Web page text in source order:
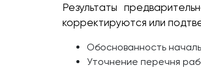
Результаты
корректируются или
Обоснованность
Уточнение перечня